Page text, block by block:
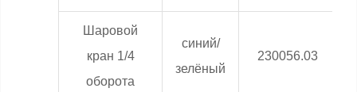
Шаровой
кран 1/4
оборота
синий/
зелёный
230056.03